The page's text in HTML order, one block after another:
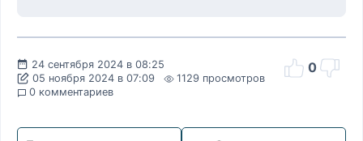
24 сентября 2024 в 08:25
05 ноября 2024 в 07:09
1129 просмотров
0 комментариев
0